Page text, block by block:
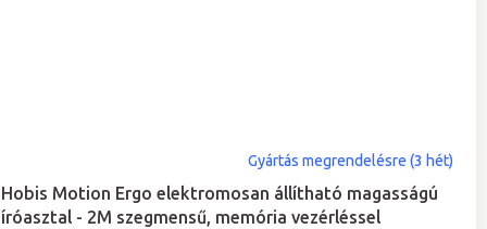
Hobis Motion Ergo elektromosan állítható magasságú
íróasztal - 2M szegmensű, memória vezérléssel
átlagos
értékelése
Gyártás megrendelésre (3 hét)